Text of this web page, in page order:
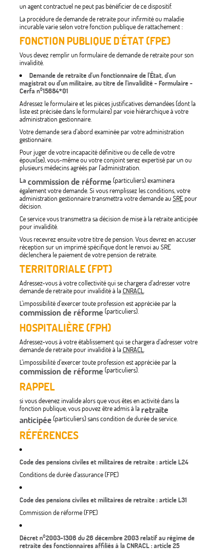
un agent contractuel ne peut pas bénéficier de ce dispositif.
La procédure de demande de retraite pour infirmité ou maladie
incurable varie selon votre fonction publique de rattachement :
FONCTION PUBLIQUE D'ÉTAT (FPE)
Vous devez remplir un formulaire de demande de retraite pour son
invalidité.
Demande de retraite d'un fonctionnaire de l'État, d'un
magistrat ou d'un militaire, au titre de l'invalidité - Formulaire -
Cerfa n°15684*01
Adressez le formulaire et les pièces justificatives demandées (dont la
liste est précisée dans le formulaire) par voie hiérarchique à votre
administration gestionnaire.
Votre demande sera d'abord examinée par votre administration
gestionnaire.
Pour juger de votre incapacité définitive ou de celle de votre
époux(se), vous-même ou votre conjoint serez expertisé par un ou
plusieurs médecins agréés par l'administration.
La commission de réforme(particuliers) examinera
également votre demande. Si vous remplissez les conditions, votre
administration gestionnaire transmettra votre demande auSREpour
décision.
Ce service vous transmettra sa décision de mise à la retraite anticipée
pour invalidité.
Vous recevrez ensuite votre titre de pension. Vous devrez en accuser
réception sur un imprimé spécifique dont le renvoi au SRE
déclenchera le paiement de votre pension de retraite.
TERRITORIALE (FPT)
Adressez-vous à votre collectivité qui se chargera d'adresser votre
demande de retraite pour invalidité à la CNRACL.
L'impossibilité d'exercer toute profession est appréciée par la
commission de réforme(particuliers).
HOSPITALIÈRE (FPH)
Adressez-vous à votre établissement qui se chargera d'adresser votre
demande de retraite pour invalidité à la CNRACL.
L'impossibilité d'exercer toute profession est appréciée par la
commission de réforme(particuliers).
RAPPEL
si vous devenez invalide alors que vous êtes en activité dans la
fonction publique, vous pouvez être admis à la retraite
anticipée(particuliers) sans condition de durée de service.
RÉFÉRENCES
Code des pensions civiles et militaires de retraite : article L24
Conditions de durée d'assurance (FPE)
Code des pensions civiles et militaires de retraite : article L31
Commission de réforme (FPE)
Décret n°2003-1306 du 26 décembre 2003 relatif au régime de
retraite des fonctionnaires affiliés à la CNRACL : article 25